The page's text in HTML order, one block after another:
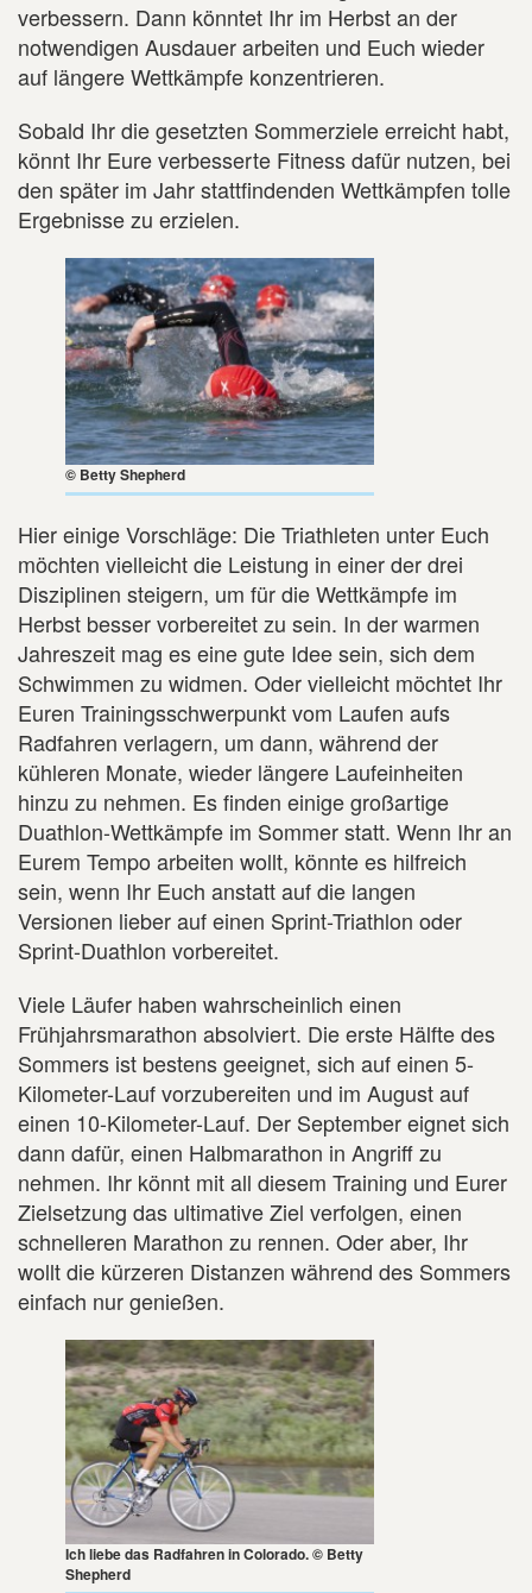
verbessern. Dann könntet Ihr im Herbst an der
notwendigen Ausdauer arbeiten und Euch wieder
auf längere Wettkämpfe konzentrieren.
Sobald Ihr die gesetzten Sommerziele erreicht habt,
könnt Ihr Eure verbesserte Fitness dafür nutzen, bei
den später im Jahr stattfindenden Wettkämpfen tolle
Ergebnisse zu erzielen.
© Betty Shepherd
Hier einige Vorschläge: Die Triathleten unter Euch
möchten vielleicht die Leistung in einer der drei
Disziplinen steigern, um für die Wettkämpfe im
Herbst besser vorbereitet zu sein. In der warmen
Jahreszeit mag es eine gute Idee sein, sich dem
Schwimmen zu widmen. Oder vielleicht möchtet Ihr
Euren Trainingsschwerpunkt vom Laufen aufs
Radfahren verlagern, um dann, während der
kühleren Monate, wieder längere Laufeinheiten
hinzu zu nehmen. Es finden einige großartige
Duathlon-Wettkämpfe im Sommer statt. Wenn Ihr an
Eurem Tempo arbeiten wollt, könnte es hilfreich
sein, wenn Ihr Euch anstatt auf die langen
Versionen lieber auf einen Sprint-Triathlon oder
Sprint-Duathlon vorbereitet.
Viele Läufer haben wahrscheinlich einen
Frühjahrsmarathon absolviert. Die erste Hälfte des
Sommers ist bestens geeignet, sich auf einen 5-
Kilometer-Lauf vorzubereiten und im August auf
einen 10-Kilometer-Lauf. Der September eignet sich
dann dafür, einen Halbmarathon in Angriff zu
nehmen. Ihr könnt mit all diesem Training und Eurer
Zielsetzung das ultimative Ziel verfolgen, einen
schnelleren Marathon zu rennen. Oder aber, Ihr
wollt die kürzeren Distanzen während des Sommers
einfach nur genießen.
Ich liebe das Radfahren in Colorado. © Betty
Shepherd